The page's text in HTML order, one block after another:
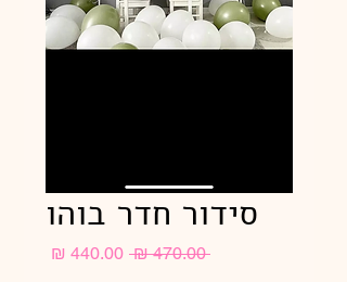
סידור חדר בוהו
‏470.00 ‏₪
מחיר